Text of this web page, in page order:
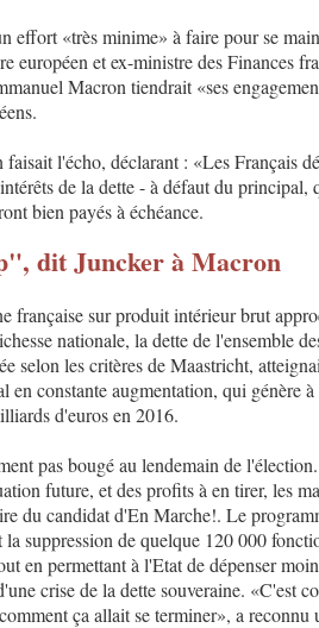
effort «très minime» à faire pour se
européen et ex-ministre des Finances
Macron tiendrait «ses
l'écho, déclarant : «Les Français
de la dette - à défaut du principal,
bien payés à échéance.
dit Juncker à Macron
française sur produit intérieur brut
nationale, la dette de l'ensemble
selon les critères de Maastricht,
constante augmentation, qui génère
d'euros en 2016.
pas bougé au lendemain de l'élection.
future, et des profits à en tirer, les
du candidat d'En Marche!. Le
suppression de quelque 120 000
en permettant à l'Etat de dépenser
crise de la dette souveraine. «C'est
ça allait se terminer», a reconnu